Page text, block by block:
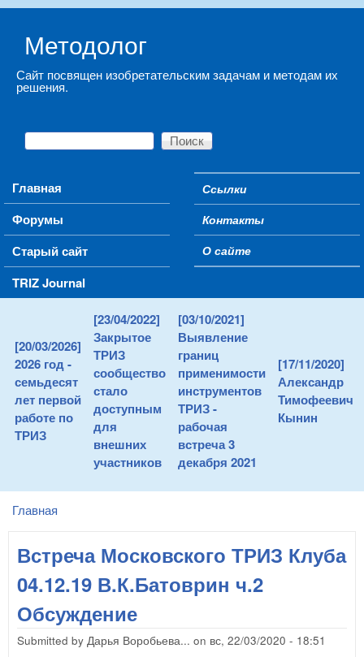
Методолог
Сайт посвящен изобретательским задачам и методам их
решения.
Форма поиска
Поиск
Main menu
Главная
Форумы
Старый сайт
TRIZ Journal
Secondary menu
Ссылки
Контакты
О сайте
[20/03/2026]
2026 год -
семьдесят
лет первой
работе по
ТРИЗ
[23/04/2022]
Закрытое
ТРИЗ
сообщество
стало
доступным
для
внешних
участников
[03/10/2021]
Выявление
границ
применимости
инструментов
ТРИЗ -
рабочая
встреча 3
декабря 2021
[17/11/2020]
Александр
Тимофеевич
Кынин
You are here
Главная
Встреча Московского ТРИЗ Клуба
04.12.19 В.К.Батоврин ч.2
Обсуждение
Submitted by Дарья Воробьева... on вс, 22/03/2020 - 18:51